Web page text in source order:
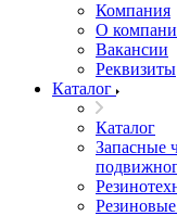
Компания
О
Вакансии
Реквизиты
Каталог
Каталог
Запасные